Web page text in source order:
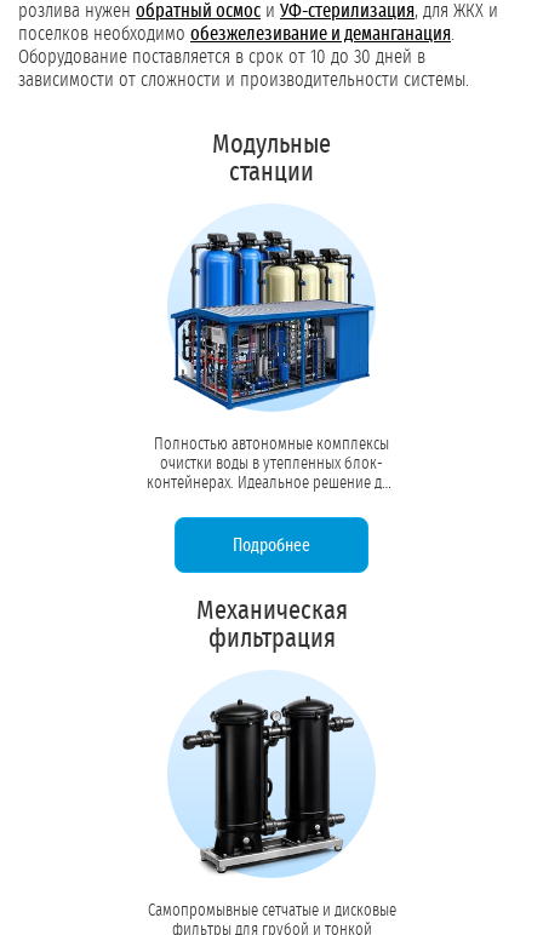
розлива нужен обратный осмос и УФ-стерилизация, для ЖКХ и
поселков необходимо обезжелезивание и деманганация
Оборудование поставляется в срок от 10 до 30 дней в
зависимости от сложности и производительности системы.
Модульные
станции
Полностью автономные комплексы
очистки воды в утепленных блок-
контейнерах. Идеальное решение для
поселков и производств без
капитальных зданий.
Подробнее
Механическая
фильтрация
Самопромывные сетчатые и дисковые
фильтры для грубой и тонкой